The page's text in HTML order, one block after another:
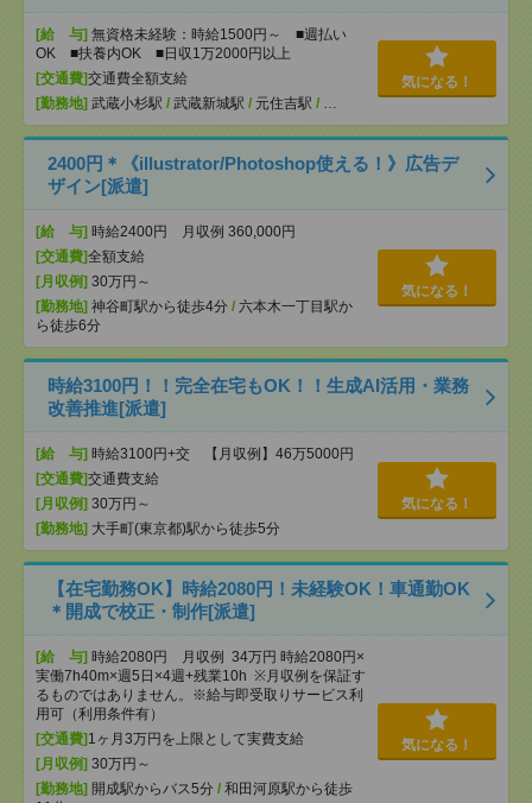
[給 与] 無資格未経験：時給1500円～ ■週払い
OK ■扶養内OK ■日収1万2000円以上
[交通費]交通費全額支給
[勤務地] 武蔵小杉駅 / 武蔵新城駅 / 元住吉駅 / …
気になる！
2400円＊《illustrator/Photoshop使える！》広告デ
ザイン[派遣]
[給 与] 時給2400円 月収例 360,000円
[交通費]全額支給
[月収例] 30万円～
[勤務地] 神谷町駅から徒歩4分 / 六本木一丁目駅か
ら徒歩6分
気になる！
時給3100円！！完全在宅もOK！！生成AI活用・業務
改善推進[派遣]
[給 与] 時給3100円+交 【月収例】46万5000円
[交通費]交通費支給
[月収例] 30万円～
[勤務地] 大手町(東京都)駅から徒歩5分
気になる！
【在宅勤務OK】時給2080円！未経験OK！車通勤OK
＊開成で校正・制作[派遣]
[給 与] 時給2080円 月収例 34万円 時給2080円×
実働7h40m×週5日×4週+残業10h ※月収例を保証す
るものではありません。※給与即受取りサービス利
用可（利用条件有）
[交通費] 1ヶ月3万円を上限として実費支給
[月収例] 30万円～
[勤務地] 開成駅からバス5分 / 和田河原駅から徒歩
気になる！